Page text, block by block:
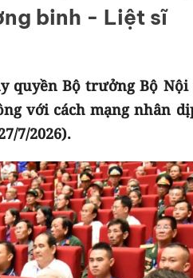
binh - Liệt sĩ
quyền Bộ trưởng Bộ
với cách mạng nhân
7/2026).